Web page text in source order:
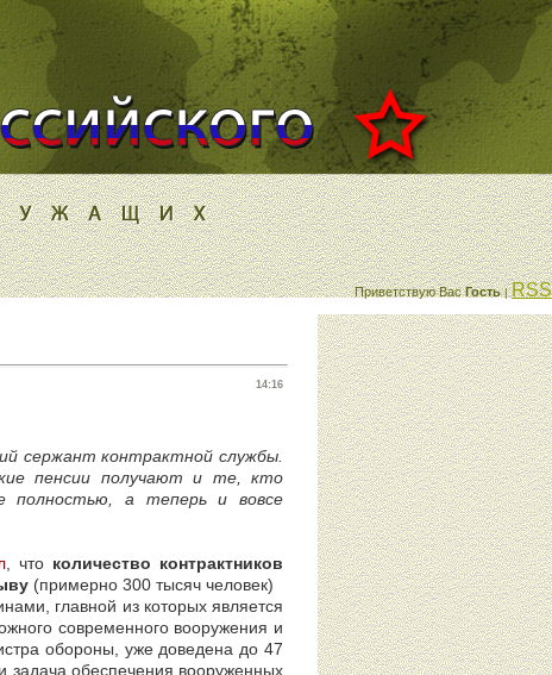
Приветствую Вас Гость |RSS
14:16
сержант контрактной службы.
пенсии получают и те, кто
полностью, а теперь и вовсе
, что количество контрактников
(примерно 300 тысяч человек)
главной из которых является
современного вооружения и
обороны, уже доведена до 47
задача обеспечения вооруженных